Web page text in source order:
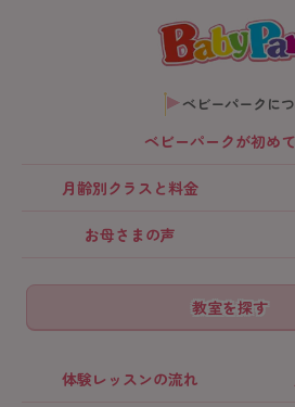
ベビーパークに
ベビーパークが初め
月齢別クラス と料金
お母さまの声
教室を探す
体験レッスンの流れ